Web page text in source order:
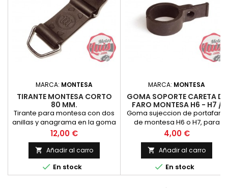
MARCA: MONTESA
TIRANTE MONTESA CORTO
80 MM.
Tirante para montesa con dos
anillas y anagrama en la goma
corto
Precio
12,00 €
 Añadir al carro
 En stock
MARCA: MONTESA
GOMA SOPORTE CARETA DE
FARO MONTESA H6 - H7 /
COTA
Goma sujeccion de portafaro,
de montesa H6 o H7, para
barra de horquilla de 35 mm.
(la medida estandar en estos
modelos que montan estas
gomas) Precio por unidad
Precio
4,00 €
 Añadir al carro
 En stock